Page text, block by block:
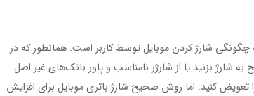
چگونگی شارژ کردن موبایل توسط کاربر است. همانطور که در
شارژ بزنید یا از شارژر نامناسب و پاور بانک‌های غیر اصل
تعویض کنید. اما روش صحیح شارژ باتری موبایل برای افزایش